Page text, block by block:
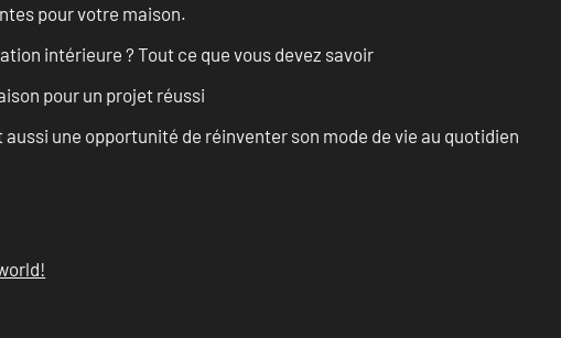
pour votre maison.
intérieure ? Tout ce que vous devez savoir
pour un projet réussi
une opportunité de réinventer son mode de vie au quotidien